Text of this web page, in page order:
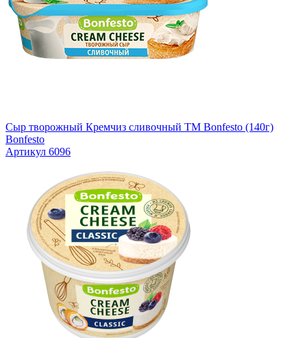
Сыр творожный Кремчиз сливочный ТМ Bonfesto (140г)
Bonfesto
Артикул 6096